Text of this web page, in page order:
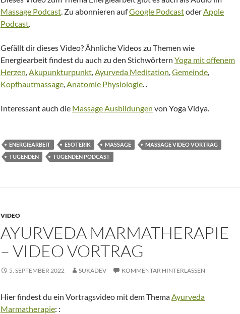
Massage Podcast. Zu abonnieren aufGoogle PodcastoderApple
Podcast.
Gefällt dir dieses Video? Ähnliche Videos zu Themen wie
Energiearbeit findest du auch zu den Stichwörtern Yoga mit offenem
Herzen,Akupunkturpunkt,Ayurveda Meditation,Gemeinde,
Kopfhautmassage,Anatomie Physiologie. .
Interessant auch die Massage Ausbildungen von Yoga Vidya.
ENERGIEARBEIT ESOTERIK MASSAGE
MASSAGE VIDEO VORTRAG
TUGENDEN
TUGENDEN PODCAST
VIDEO
AYURVEDA MARMATHERAPIE
– VIDEO VORTRAG
5. SEPTEMBER 2022 SUKADEV KOMMENTAR HINTERLASSEN
Hier findest du ein Vortragsvideo mit dem ThemaAyurveda
Marmatherapie: :